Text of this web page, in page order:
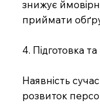
знижує
приймати
4. Підготовка
Наявність
розвиток